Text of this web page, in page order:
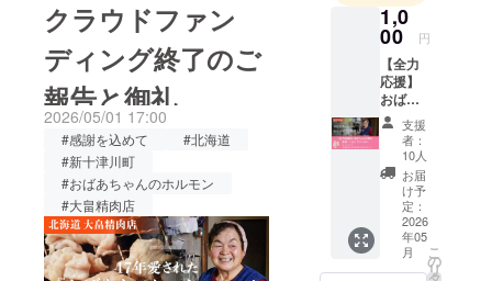
して世界へ｡私たちの挑戦
は､これからもまだまだ続き
ます｡改めまして､このたび
は本当にありがとうござい
ました｡今後とも､どうぞよ
ろしくお願いいたします｡
2026年5月27日 大畠精肉
店
お客様にご来店いただき､大
畠精肉店らしい､にぎやかで
忙しいゴールデンウィーク
となりました｡セール前半で
完売してしまった「まかな
いじんぎすかん」そして
ゴールデンウィークが終わ
ると､いよいよクラウドファ
クラウドファン
ディング終了のご
報告と御礼
2026/05/01 17:00
#感謝を込めて
#北海道
#新十津川町
#おばあちゃんのホルモン
#大畠精肉店
時代を経
て、町の名
産品にまで
育て上げた
その「一途
な味」を、
100年先まで
絶やさず、
全国の皆さ
まへ届ける
ことが私の
1,0
00 円
【全力
応援】
おばあ
ちゃん
の味を
未来へ
つなぐ
サポー
ター
「おば
あちゃ
んの味
を未来
支援
者：
10人
お届
け予
定：
2026
年05
月
こ
の
リ